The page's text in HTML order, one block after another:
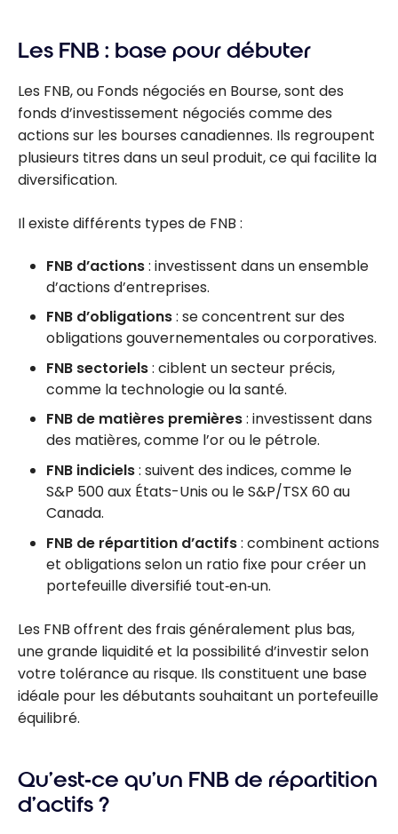
Les FNB : base pour débuter
Les FNB, ou Fonds négociés en Bourse, sont des
fonds d’investissement négociés comme des
actions sur les bourses canadiennes. Ils regroupent
plusieurs titres dans un seul produit, ce qui facilite la
diversification.
Il existe différents types de FNB :
FNB d’actions: investissent dans un ensemble
d’actions d’entreprises.
FNB d’obligations: se concentrent sur des
obligations gouvernementales ou corporatives.
FNB sectoriels: ciblent un secteur précis,
comme la technologie ou la santé.
FNB de matières premières: investissent dans
des matières, comme l’or ou le pétrole.
FNB indiciels: suivent des indices, comme le
S&P 500 aux États-Unis ou le S&P/TSX 60 au
Canada.
FNB de répartition d’actifs: combinent actions
et obligations selon un ratio fixe pour créer un
portefeuille diversifié tout‑en‑un.
Les FNB offrent des frais généralement plus bas,
une grande liquidité et la possibilité d’investir selon
votre tolérance au risque. Ils constituent une base
idéale pour les débutants souhaitant un portefeuille
équilibré.
Qu’est‑ce qu’un FNB de répartition
d’actifs ?